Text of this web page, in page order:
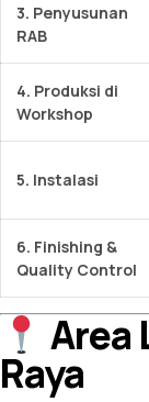
3. Penyusunan
RAB
4. Produksi di
Workshop
5. Instalasi
6. Finishing &
Quality Control
Area
Raya